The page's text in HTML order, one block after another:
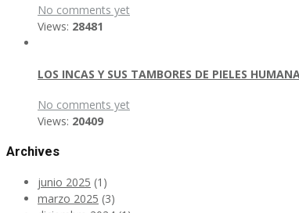
No comments yet
Views: 28481
LOS INCAS Y SUS TAMBORES DE PIELES
No comments yet
Views: 20409
Archives
junio 2025 (1)
marzo 2025 (3)